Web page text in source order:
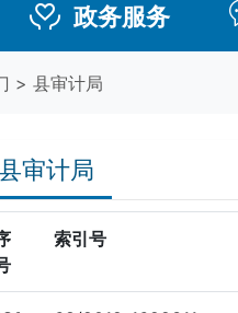
政务服务
> 县审计局
审计局
索引号